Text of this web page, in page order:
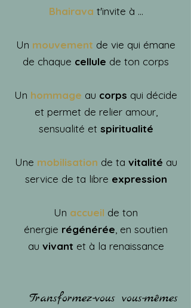
Bhairava t'invite à ...
Un mouvement de vie qui émane
de chaque cellule de ton corps
Un hommage au corps qui décide
et permet de relier amour,
sensualité et spiritualité
Une mobilisation de ta vitalité au
service de ta libre expression
Un accueil de ton
énergie régénérée , en soutien
au vivant et à la renaissance
Transformez-vous vous-mêmes